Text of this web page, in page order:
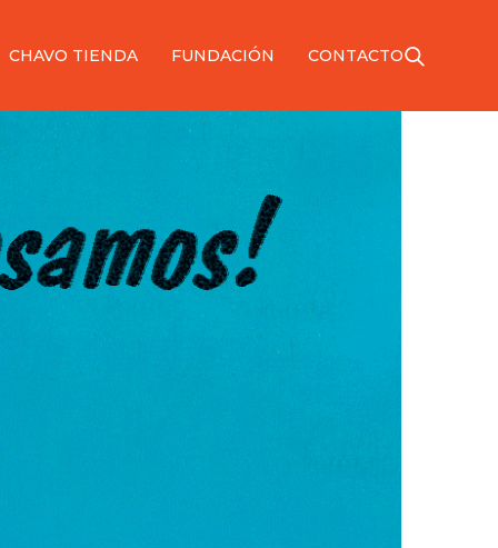
CHAVO TIENDA FUNDACIÓN CONTACTO